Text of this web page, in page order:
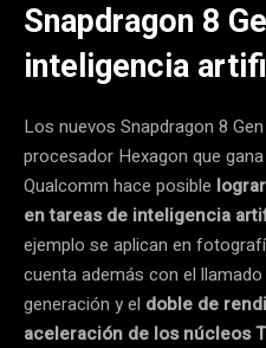
Snapdragon 8
inteligencia
Los nuevos Snapdragon 8
procesador Hexagon que
Qualcomm hace posible
en tareas de inteligencia
ejemplo se aplican en
cuenta además con el
generación y el doble de
aceleración de los núcleos